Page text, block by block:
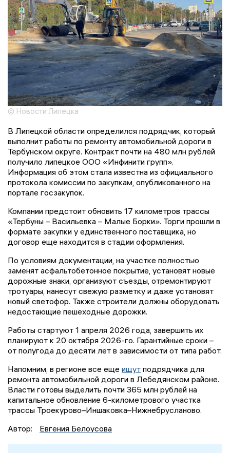
© Новости Липецка
В Липецкой области определился подрядчик, который
выполнит работы по ремонту автомобильной дороги в
Тербунском округе. Контракт почти на 480 млн рублей
получило липецкое ООО «Инфинити групп».
Информация об этом стала известна из официального
протокола комиссии по закупкам, опубликованного на
портале госзакупок.
Компании предстоит обновить 17 километров трассы
«Тербуны – Васильевка – Малые Борки». Торги прошли в
формате закупки у единственного поставщика, но
договор еще находится в стадии оформления.
По условиям документации, на участке полностью
заменят асфальтобетонное покрытие, установят новые
дорожные знаки, организуют съезды, отремонтируют
тротуары, нанесут свежую разметку и даже установят
новый светофор. Также строители должны оборудовать
недостающие пешеходные дорожки.
Работы стартуют 1 апреля 2026 года, завершить их
планируют к 20 октября 2026-го. Гарантийные сроки –
от полугода до десяти лет в зависимости от типа работ.
Напомним, в регионе все еще ищут подрядчика для
ремонта автомобильной дороги в Лебедянском районе.
Власти готовы выделить почти 365 млн рублей на
капитальное обновление 6-километрового участка
трассы Троекурово–Иншаковка–Нижнебрусланово.
Автор:
Евгения Белоусова